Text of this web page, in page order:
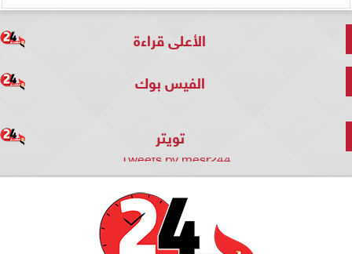
الأعلى قراءة
الفيس بوك
تويتر
Tweets by mesr244